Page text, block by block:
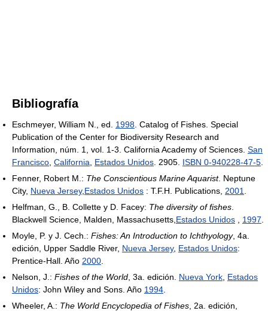
Bibliografía
Eschmeyer, William N., ed. 1998 . Catalog of Fishes. Special
Publication of the Center for Biodiversity Research and
Information, núm. 1, vol. 1-3. California Academy of Sciences. San
Francisco California Estados Unidos . 2905. ISBN 0-940228-47-5
Fenner, Robert M.: The Conscientious Marine Aquarist. Neptune
City, Nueva Jersey, Estados Unidos : T.F.H. Publications, 2001
Helfman, G., B. Collette y D. Facey: The diversity of fishes
Blackwell Science, Malden, Massachusetts, Estados Unidos 1997
Moyle, P. y J. Cech.: Fishes: An Introduction to Ichthyology, 4a.
edición, Upper Saddle River, Nueva Jersey, Estados Unidos:
Prentice-Hall. Año 2000
Nelson, J.: Fishes of the World , 3a. edición. Nueva York Estados
Unidos: John Wiley and Sons. Año 1994
Wheeler, A.: The World Encyclopedia of Fishes , 2a. edición,